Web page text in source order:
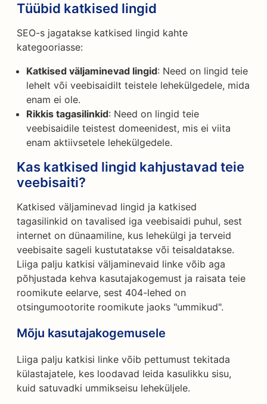
Tüübid katkised lingid
SEO-s jagatakse katkised lingid kahte
kategooriasse:
Katkised väljaminevad lingid: Need on lingid teie
lehelt või veebisaidilt teistele lehekülgedele, mida
enam ei ole.
Rikkis tagasilinkid: Need on lingid teie
veebisaidile teistest domeenidest, mis ei viita
enam aktiivsetele lehekülgedele.
Kas katkised lingid kahjustavad teie
veebisaiti?
Katkised väljaminevad lingid ja katkised
tagasilinkid on tavalised iga veebisaidi puhul, sest
internet on dünaamiline, kus lehekülgi ja terveid
veebisaite sageli kustutatakse või teisaldatakse.
Liiga palju katkisi väljaminevaid linke võib aga
põhjustada kehva kasutajakogemust ja raisata teie
roomikute eelarve, sest 404-lehed on
otsingumootorite roomikute jaoks "ummikud".
Mõju kasutajakogemusele
Liiga palju katkisi linke võib pettumust tekitada
külastajatele, kes loodavad leida kasulikku sisu,
kuid satuvadki ummikseisu leheküljele.